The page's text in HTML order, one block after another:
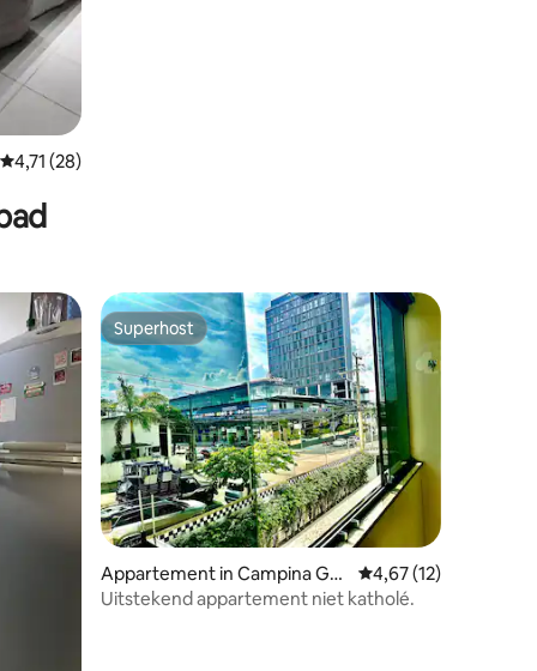
Gemiddelde beoordeling van 4,71 uit 5, 28 recensies
4,71 (28)
Superhost
Superhost
Appartement in Campina Gra
nde
Gemiddelde
4,67 (12)
Uitstekend appartement niet katholé.